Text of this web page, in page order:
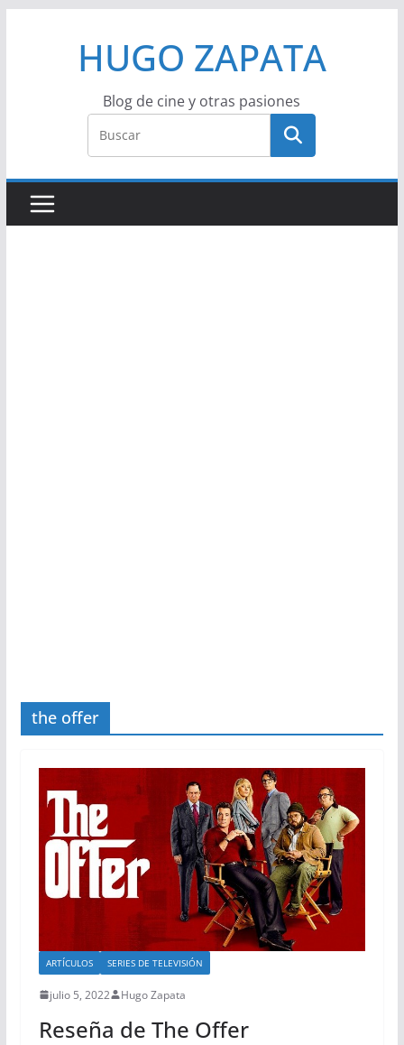
HUGO ZAPATA
Blog de cine y otras pasiones
the offer
ARTÍCULOS SERIES DE TELEVISIÓN
julio 5, 2022 Hugo Zapata
Reseña de The Offer